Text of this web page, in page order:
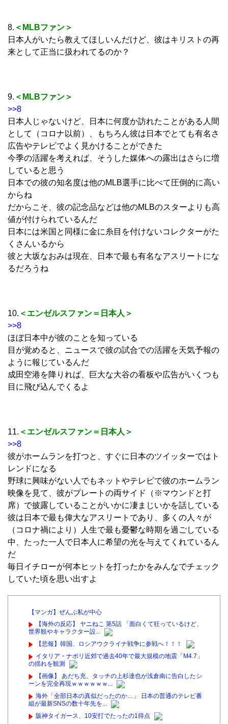
8. ＜MLBファン＞
日本人がいたら教えてほしいんだけど、彼はキリストの再
来として正当に扱われてるのか？
9. ＜MLBファン＞
>>8
日本人じゃないけど、日本に何度か訪れたことがある人間
として（コロナ以前）、もちろん彼は日本でとても有名さ
広告やテレビでよく見かけることができた
今季の活躍を考えれば、そうした媒体への露出はさらに増
していると思う
日本での彼の知名度は他のMLB選手に比べて圧倒的に高い
からね
だからこそ、彼の記念品などは他のMLBのスターよりも高
値が付けられているんだ
日本には米国と同様に金に糸目を付けないコレクターがた
くさんいるから
彼と大坂なおみは現在、日本で最も有名なアスリートにな
るだろうね
10. ＜エンゼルスファン＝日本人＞
>>8
ほぼ日本中が彼のことを知っている
目が覚めると、ニュースで彼の試合での活躍を天気予報の
ように報じているんだ
成田空港を降りれば、巨大な大谷の看板や広告がいくつも
目に飛び込んでくるよ
11. ＜エンゼルスファン＝日本人＞
>>8
彼がホームランを打つと、すぐに日本のツイッターではト
レンドになる
野球に興味がない人でもネットやテレビで彼のホームラン
映像を見て、彼がプレートの両サイド（※マウンドと打
席）で披露していることがいかに凄まじいかを話している
彼は日本で最も偉大なアスリートであり、多くの人々が
（コロナ禍により）人生で最も憂鬱な時期を過ごしている
中、たった一人で日本人に希望の光を与えてくれているん
だ
毎日イチローが何本ヒットを打ったかをみんなでチェック
していた頃を思い出すよ
【マンガ】ぜんぶ私が中心
【海外の反応】 ヤニねこ 第5話 「面白くて狂っているけど、
世界観やキャラクター設...
【悲報】韓国、ロシアウクライナ戦争に参戦へ！！！
イタリア・ナポリ近郊で過去40年で最大規模の地震「M4.7」
の揺れを観測
【画像】 あだち充、タッチの上杉達也が浅倉南に告白したシ
ーンを完全再現ｗｗｗｗｗｗ...
海外「全部日本の真似だったのか…」 日本の普通のテレビ番
組が最新SNSの数十年先を...
阪神タイガース、10安打でたったの1得点